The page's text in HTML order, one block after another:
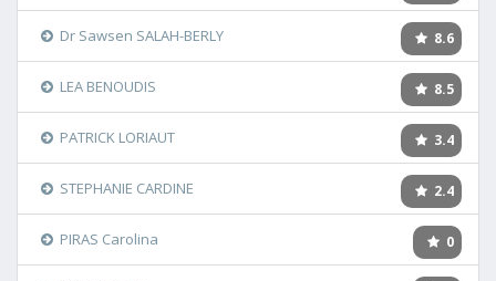
8.6
Dr Sawsen SALAH-BERLY
8.5
LEA BENOUDIS
3.4
PATRICK LORIAUT
2.4
STEPHANIE CARDINE
0
PIRAS Carolina